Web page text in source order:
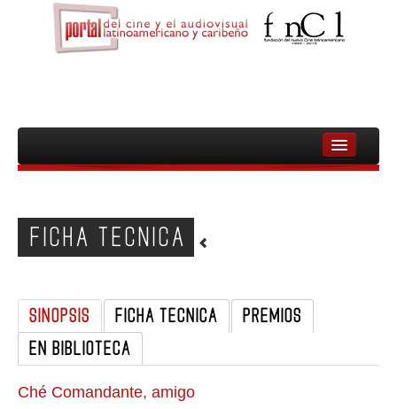
INICIO
PELICULAS
DOCUMENTALES
MUJERES
AUDIOVISUAL INDIGENA Y COMUNITARIO
FICHA TECNICA
SINOPSIS FICHA TECNICA
PREMIOS
EN BIBLIOTECA
Ché Comandante, amigo